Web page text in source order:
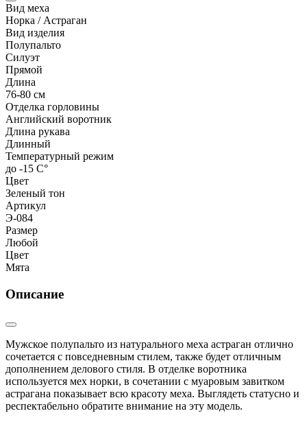
Вид меха
Норка / Астраган
Вид изделия
Полупальто
Силуэт
Прямой
Длина
76-80 см
Отделка горловины
Английский воротник
Длина рукава
Длинный
Температурный режим
до -15 С°
Цвет
Зеленый тон
Артикул
Э-084
Размер
Любой
Цвет
Мята
Описание
Мужское полупальто из натурального меха астраган отлично
сочетается с повседневным стилем, также будет отличным
дополнением делового стиля. В отделке воротника
используется мех норки, в сочетании с муаровым завитком
астрагана показывает всю красоту меха. Выглядеть статусно и
респектабельно обратите внимание на эту модель.